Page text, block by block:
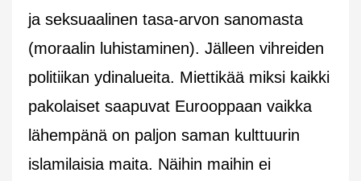
ja seksuaalinen tasa-arvon sanomasta
(moraalin luhistaminen). Jälleen vihreiden
politiikan ydinalueita. Miettikää miksi kaikki
pakolaiset saapuvat Eurooppaan vaikka
lähempänä on paljon saman kulttuurin
islamilaisia maita. Näihin maihin ei